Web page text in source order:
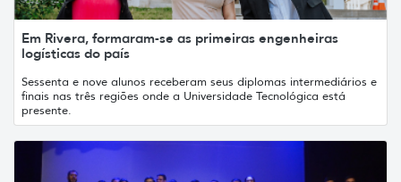
Em Rivera, formaram-se as primeiras engenheiras
logísticas do país
Sessenta e nove alunos receberam seus diplomas intermediários e
finais nas três regiões onde a Universidade Tecnológica está
presente.